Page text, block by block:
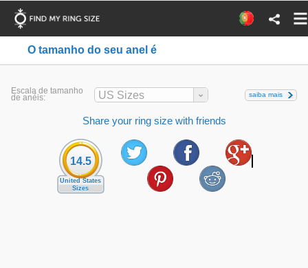
O tamanho do seu anel é
Escala de tamanho
de anéis: US Sizes saiba mais
Share your ring size with friends
14.5
United States
Sizes